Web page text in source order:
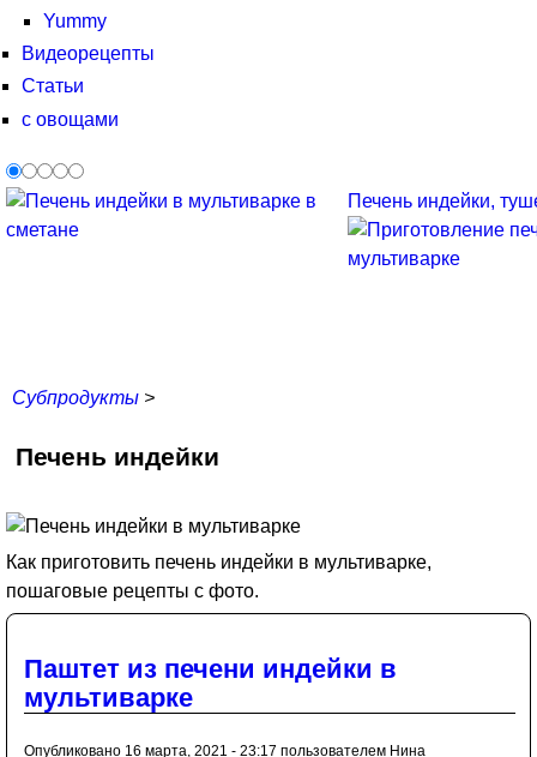
Yummy
Видеорецепты
Статьи
с овощами
Печень индейки,
Субпродукты >
Печень индейки
Как приготовить печень индейки в мультиварке,
пошаговые рецепты с фото.
Паштет из печени индейки в
мультиварке
Опубликовано 16 марта, 2021 - 23:17 пользователем Нина